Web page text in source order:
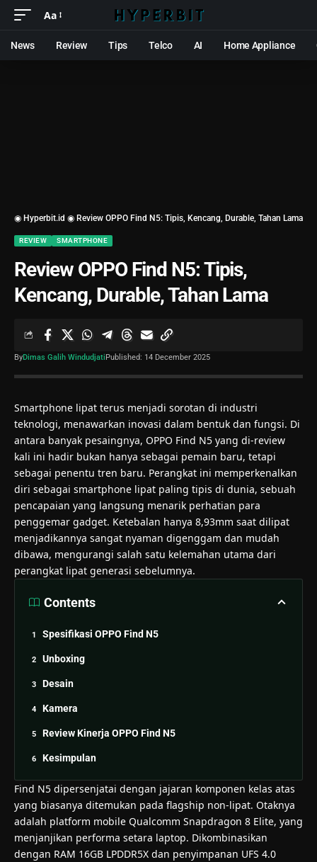
Aa
News Review Tips Telco AI Home Appliance
◉ Hyperbit.id ◉ Review OPPO Find N5: Tipis, Kencang, Durable, Tahan Lama
REVIEW SMARTPHONE
Review OPPO Find N5: Tipis,
Kencang, Durable, Tahan Lama
ByDimas Galih WindudjatiPublished: 14 December 2025
Smartphone lipat terus menjadi sorotan di industri
teknologi, menawarkan inovasi dalam bentuk dan fungsi. Di
antara banyak pesaingnya, OPPO Find N5 yang di-review
kali ini hadir bukan hanya sebagai pemain baru, tetapi
sebagai penentu tren baru. Perangkat ini memperkenalkan
diri sebagai smartphone lipat paling tipis di dunia, sebuah
pencapaian yang langsung menarik perhatian para
penggemar gadget. Ketebalan hanya 8,93mm saat dilipat
menjadikannya sangat nyaman digenggam dan mudah
dibawa, mengurangi salah satu kelemahan utama dari
perangkat lipat generasi sebelumnya.
Contents
Spesifikasi OPPO Find N5
Unboxing
Desain
Kamera
Review Kinerja OPPO Find N5
Kesimpulan
Find N5 dipersenjatai dengan jajaran komponen kelas atas
yang biasanya ditemukan pada flagship non-lipat. Otaknya
adalah platform mobile Qualcomm Snapdragon 8 Elite, yang
menjanjikan performa setara laptop. Dikombinasikan
dengan RAM 16GB LPDDR5X dan penyimpanan UFS 4.0